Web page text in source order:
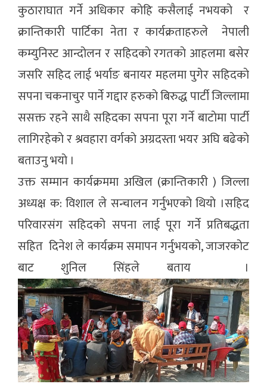
कुठाराघात गर्ने अधिकार काेहि कसैलाई नभयकाे र
क्रान्तिकारी पार्टिका नेता र कार्यक्रताहरुले नेपाली
कम्युनिस्ट आन्दोलन र सहिदकाे रगतकाे आहलमा बसेर
जसरि सहिद लाई भर्याङ बनायर महलमा पुगेर सहिदकाे
सपना चकनाचुर पार्ने गद्दार हरुकाे बिरुद्ध पार्टी जिल्लामा
ससक्त रहने साथै सहिदका सपना पूरा गर्ने बाटाेमा पार्टी
लागिरहेकाे र श्रवहारा वर्गकाे अग्रदस्ता भयर अघि बढेकाे
बताउनु भयाे ।
उक्त सम्मान कार्यक्रममा अखिल (क्रान्तिकारी ) जिल्ला
अध्यक्ष क: विशाल ले सन्चालन गर्नुभएको थियाे ।सहिद
परिवारसंग सहिदको सपना लाई पूरा गर्ने प्रतिबद्धता
सहित दिनेश ले कार्यक्रम समापन गर्नुभयकाे, जाजरकोट
बाट शुनिल सिंहले बताय ।